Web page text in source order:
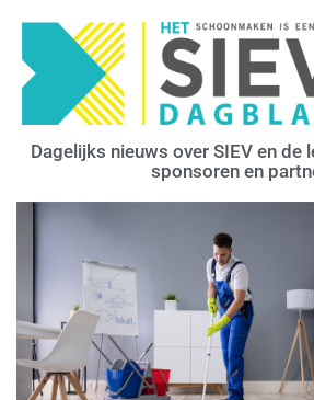
Dagelijks nieuws over SIEV en de
sponsoren en